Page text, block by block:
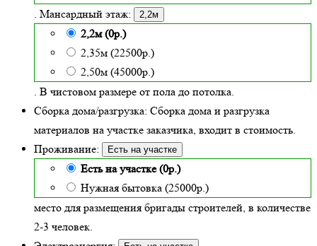
. Мансардный этаж:
2,2м
2,2м (0р.)
2,35м (22500р.)
2,50м (45000р.)
. В чистовом размере от пола до потолка.
Сборка дома/разгрузка: Сборка дома и разгрузка
материалов на участке заказчика, входит в стоимость.
Проживание:
Есть на участке
Есть на участке (0р.)
Нужная бытовка (25000р.)
место для размещения бригады строителей, в количестве
2-3 человек.